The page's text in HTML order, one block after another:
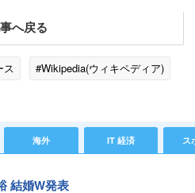
へ戻る
ス
#Wikipedia(ウィキペディア)
海外 IT 経済 ス
結婚W発表